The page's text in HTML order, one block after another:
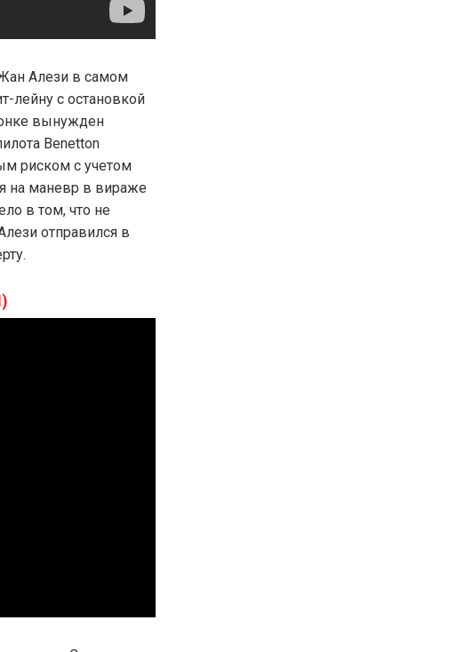
Алези в самом
лейну с остановкой
вынужден
Benetton
риском с учетом
на маневр в вираже
в том, что не
отправился в